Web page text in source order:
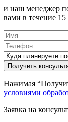
и наш менеджер
вами в течение
Нажимая
условиями
Заявка на